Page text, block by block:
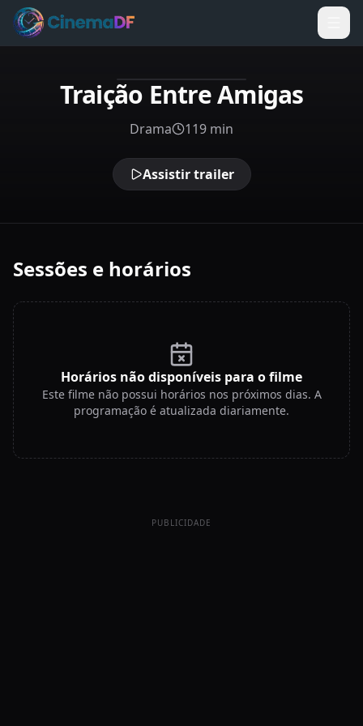
Traição Entre Amigas
Drama 119 min
Assistir trailer
Sessões e horários
Horários não disponíveis para o filme
Este filme não possui horários nos próximos dias. A
programação é atualizada diariamente.
PUBLICIDADE